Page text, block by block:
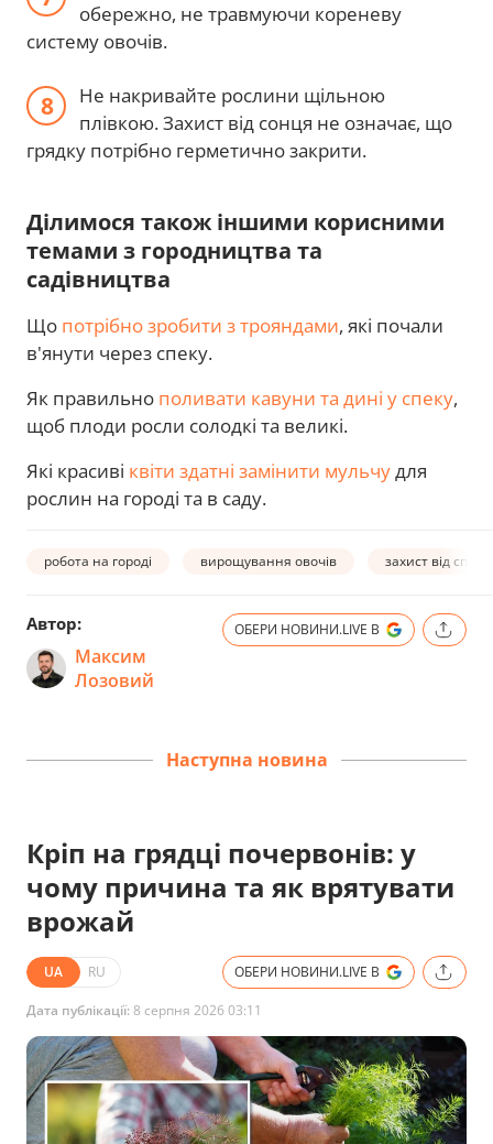
обережно, не травмуючи кореневу
систему овочів.
Не накривайте рослини щільною
плівкою. Захист від сонця не означає, що
грядку потрібно герметично закрити.
Ділимося також іншими корисними
темами з городництва та
садівництва
Що потрібно зробити з трояндами, які почали
в'янути через спеку.
Як правильно поливати кавуни та дині у спеку,
щоб плоди росли солодкі та великі.
Які красиві квіти здатні замінити мульчудля
рослин на городі та в саду.
робота на городі вирощування овочів захист від спеки
Автор:
Максим
Лозовий
ОБЕРИ НОВИНИ.LIVE В
Наступна новина
Кріп на грядці почервонів: у
чому причина та як врятувати
врожай
UA RU ОБЕРИ НОВИНИ.LIVE В
Дата публікації:8 серпня 2026 03:11